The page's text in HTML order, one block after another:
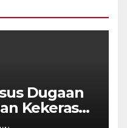
Dugaan
Kekerasan
Phone